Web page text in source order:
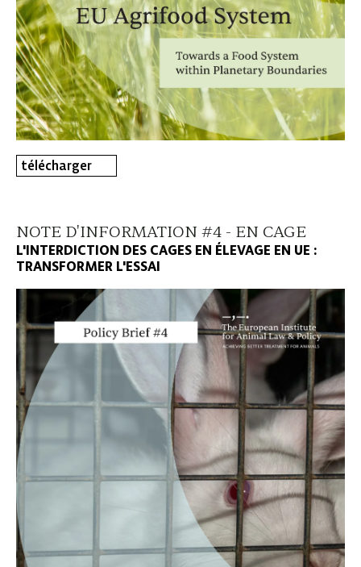
télécharger
NOTE D'INFORMATION #4 - EN CAGE
L'INTERDICTION DES CAGES EN ÉLEVAGE EN UE :
TRANSFORMER L'ESSAI